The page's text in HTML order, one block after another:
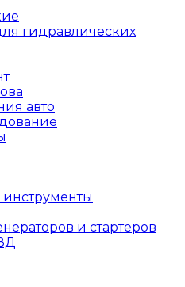
гидравлических
авто
и стартеров